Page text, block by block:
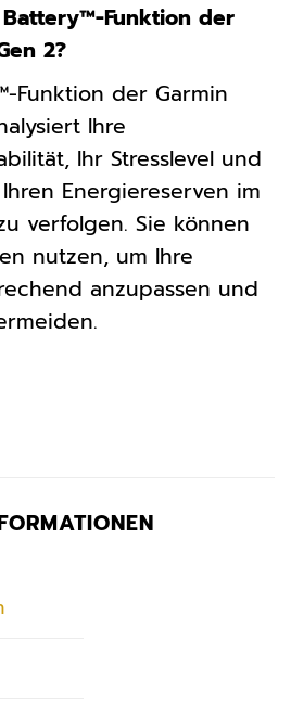
Funktion der
2?
Funktion der Garmin
Ihre
Ihr Stresslevel und
Energiereserven im
verfolgen. Sie können
nutzen, um Ihre
anzupassen und